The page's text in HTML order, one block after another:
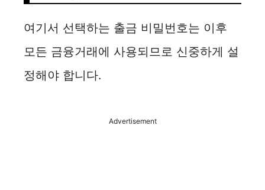
여기서 선택하는 출금 비밀번호는 이후
모든 금융거래에 사용되므로 신중하게 설
정해야 합니다.
Advertisement